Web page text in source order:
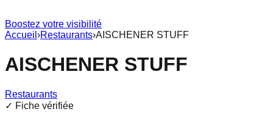
Boostez votre visibilité
Accueil ›Restaurants›AISCHENER STUFF
AISCHENER STUFF
Restaurants
✓ Fiche vérifiée